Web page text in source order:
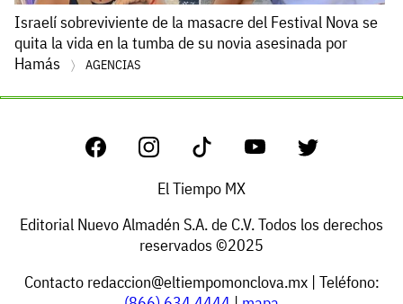
Israelí sobreviviente de la masacre del Festival Nova se
quita la vida en la tumba de su novia asesinada por
Hamás
AGENCIAS
El Tiempo MX
Editorial Nuevo Almadén S.A. de C.V. Todos los derechos
reservados ©2025
Contacto redaccion@eltiempomonclova.mx| Teléfono: